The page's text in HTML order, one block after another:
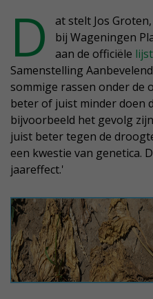
D
at stelt Jos
bij Wageningen
aan de officiële
Samenstelling
sommige rassen onder de
beter of juist minder doen
bijvoorbeeld het gevolg
juist beter tegen de
een kwestie van genetica.
jaareffect.'